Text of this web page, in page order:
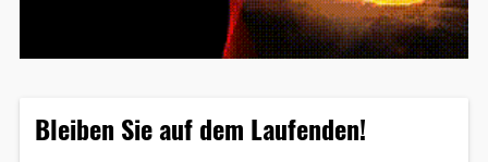
Bleiben Sie auf dem Laufenden!